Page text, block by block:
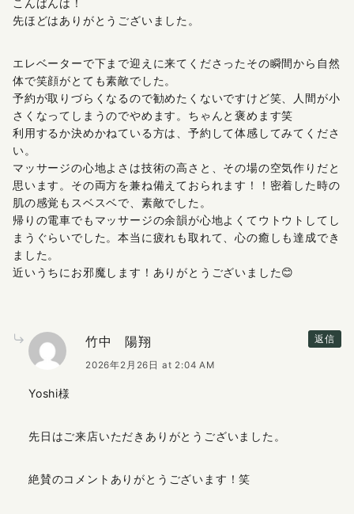
こんばんは！
先ほどはありがとうございました。
エレベーターで下まで迎えに来てくださったその瞬間から自然
体で笑顔がとても素敵でした。
予約が取りづらくなるので勧めたくないですけど笑、人間が小
さくなってしまうのでやめます。ちゃんと褒めます笑
利用するか決めかねている方は、予約して体感してみてくださ
い。
マッサージの心地よさは技術の高さと、その場の空気作りだと
思います。その両方を兼ね備えておられます！！密着した時の
肌の感覚もスベスベで、素敵でした。
帰りの電車でもマッサージの余韻が心地よくてウトウトしてし
まうぐらいでした。本当に疲れも取れて、心の癒しも達成でき
ました。
近いうちにお邪魔します！ありがとうございました😊
返信
竹中 陽翔
2026年2月26日 at 2:04 AM
Yoshi様
先日はご来店いただきありがとうございました。
絶賛のコメントありがとうございます！笑